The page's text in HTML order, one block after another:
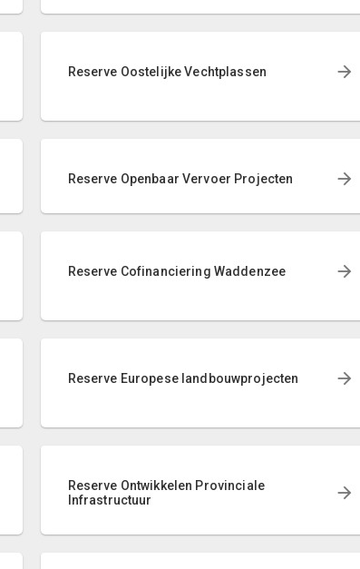
Reserve Oostelijke Vechtplassen
Reserve Openbaar Vervoer Projecten
Reserve Cofinanciering Waddenzee
Reserve Europese landbouwprojecten
Reserve Ontwikkelen Provinciale
Infrastructuur